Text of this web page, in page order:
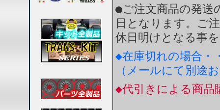
●ご注文商品の発送
日となります。ご
休日明けとなる事
◆在庫切れの場合・
（メールにて別途
◆代引きによる商品